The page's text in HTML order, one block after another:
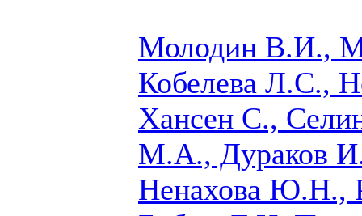
Молодин В.И.,
Кобелева Л.С.,
Хансен С.,
М.А., Дураков
Ненахова Ю.Н.,